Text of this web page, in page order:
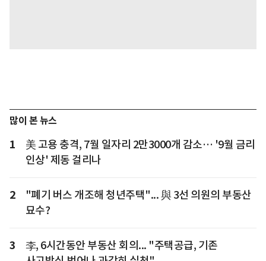
많이 본 뉴스
1
美 고용 충격, 7월 일자리 2만3000개 감소… '9월 금리
인상' 제동 걸리나
2
"폐기 버스 개조해 청년주택"... 與 3선 의원의 부동산
묘수?
3
李, 6시간동안 부동산 회의... "주택공급, 기존